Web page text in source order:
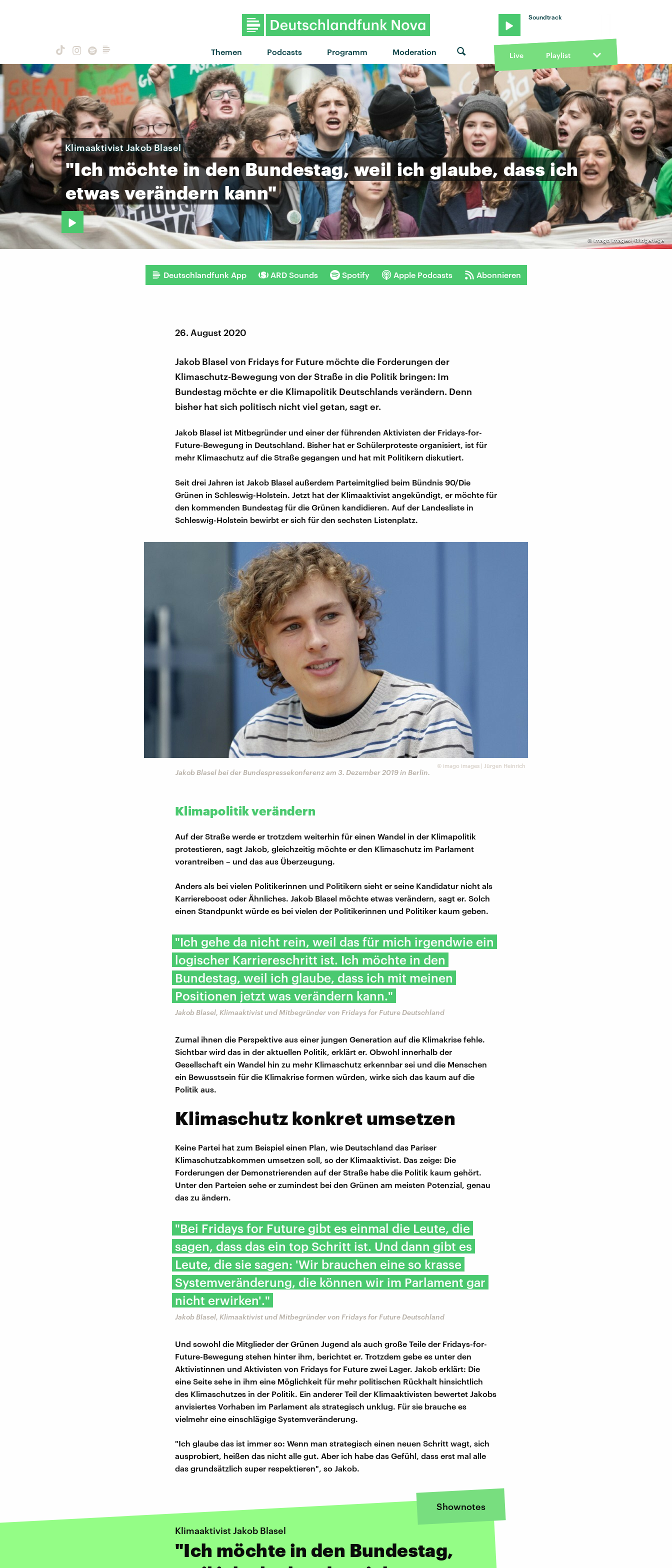
Themen Podcasts Programm Moderation
Soundtrack
Live Playlist
©imago images | Bildgehege
Klimaaktivist Jakob Blasel
"Ich möchte in den Bundestag, weil ich glaube, dass ich
etwas verändern kann"
Deutschlandfunk App ARD Sounds Spotify Apple Podcasts Abonnieren
26. August 2020
Jakob Blasel von Fridays for Future möchte die Forderungen der
Klimaschutz-Bewegung von der Straße in die Politik bringen: Im
Bundestag möchte er die Klimapolitik Deutschlands verändern. Denn
bisher hat sich politisch nicht viel getan, sagt er.
Jakob Blasel ist Mitbegründer und einer der führenden Aktivisten der Fridays-for-
Future-Bewegung in Deutschland. Bisher hat er Schülerproteste organisiert, ist für
mehr Klimaschutz auf die Straße gegangen und hat mit Politikern diskutiert.
Seit drei Jahren ist Jakob Blasel außerdem Parteimitglied beim Bündnis 90/Die
Grünen in Schleswig-Holstein. Jetzt hat der Klimaaktivist angekündigt, er möchte für
den kommenden Bundestag für die Grünen kandidieren. Auf der Landesliste in
Schleswig-Holstein bewirbt er sich für den sechsten Listenplatz.
© imago images | Jürgen Heinrich
Jakob Blasel bei der Bundespressekonferenz am 3. Dezember 2019 in Berlin.
Klimapolitik verändern
Auf der Straße werde er trotzdem weiterhin für einen Wandel in der Klimapolitik
protestieren, sagt Jakob, gleichzeitig möchte er den Klimaschutz im Parlament
vorantreiben – und das aus Überzeugung.
Anders als bei vielen Politikerinnen und Politikern sieht er seine Kandidatur nicht als
Karriereboost oder Ähnliches. Jakob Blasel möchte etwas verändern, sagt er. Solch
einen Standpunkt würde es bei vielen der Politikerinnen und Politiker kaum geben.
"Ich gehe da nicht rein, weil das für mich irgendwie ein
logischer Karriereschritt ist. Ich möchte in den
Bundestag, weil ich glaube, dass ich mit meinen
Positionen jetzt was verändern kann."
Jakob Blasel, Klimaaktivist und Mitbegründer von Fridays for Future Deutschland
Zumal ihnen die Perspektive aus einer jungen Generation auf die Klimakrise fehle.
Sichtbar wird das in der aktuellen Politik, erklärt er. Obwohl innerhalb der
Gesellschaft ein Wandel hin zu mehr Klimaschutz erkennbar sei und die Menschen
ein Bewusstsein für die Klimakrise formen würden, wirke sich das kaum auf die
Politik aus.
Klimaschutz konkret umsetzen
Keine Partei hat zum Beispiel einen Plan, wie Deutschland das Pariser
Klimaschutzabkommen umsetzen soll, so der Klimaaktivist. Das zeige: Die
Forderungen der Demonstrierenden auf der Straße habe die Politik kaum gehört.
Unter den Parteien sehe er zumindest bei den Grünen am meisten Potenzial, genau
das zu ändern.
"Bei Fridays for Future gibt es einmal die Leute, die
sagen, dass das ein top Schritt ist. Und dann gibt es
Leute, die sie sagen: 'Wir brauchen eine so krasse
Systemveränderung, die können wir im Parlament gar
nicht erwirken'."
Jakob Blasel, Klimaaktivist und Mitbegründer von Fridays for Future Deutschland
Und sowohl die Mitglieder der Grünen Jugend als auch große Teile der Fridays-for-
Future-Bewegung stehen hinter ihm, berichtet er. Trotzdem gebe es unter den
Aktivistinnen und Aktivisten von Fridays for Future zwei Lager. Jakob erklärt: Die
eine Seite sehe in ihm eine Möglichkeit für mehr politischen Rückhalt hinsichtlich
des Klimaschutzes in der Politik. Ein anderer Teil der Klimaaktivisten bewertet Jakobs
anvisiertes Vorhaben im Parlament als strategisch unklug. Für sie brauche es
vielmehr eine einschlägige Systemveränderung.
"Ich glaube das ist immer so: Wenn man strategisch einen neuen Schritt wagt, sich
ausprobiert, heißen das nicht alle gut. Aber ich habe das Gefühl, dass erst mal alle
das grundsätzlich super respektieren", so Jakob.
Shownotes
Klimaaktivist Jakob Blasel
"Ich möchte in den Bundestag,